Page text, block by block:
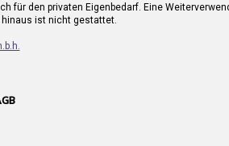
für den privaten Eigenbedarf. Eine
hinaus ist nicht gestattet.